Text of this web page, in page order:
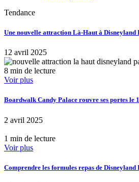
Tendance
Une nouvelle attraction Là-Haut à Disneyland
12 avril 2025
8 min de lecture
Voir plus
Boardwalk Candy Palace rouvre ses portes
2 avril 2025
1 min de lecture
Voir plus
Comprendre les formules repas de Disneyland